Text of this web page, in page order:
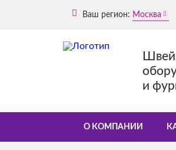
Ваш регион: Москва
и
О КОМПАНИИ